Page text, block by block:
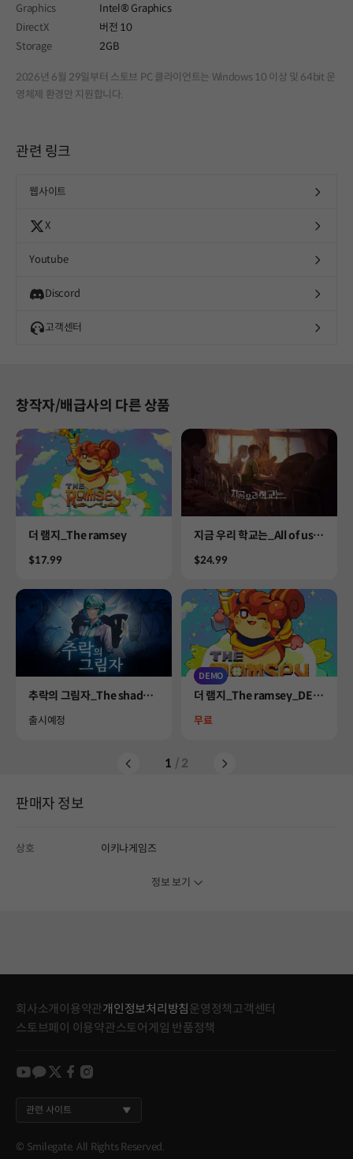
Graphics
Intel® Graphics
DirectX
버전 10
Storage
2GB
2026년 6월 29일부터 스토브 PC 클라이언트는 Windows 10 이상 및 64bit 운
영체제 환경만 지원합니다.
관련 링크
웹사이트
X
Youtube
Discord
고객센터
창작자/배급사의 다른 상품
Product
더 램지_The ramsey
Price
$17.99
Product
지금 우리 학교는_All of us a
Price
$24.99
Product
추락의 그림자_The shadow
Availability
출시예정
DEMO
Product
더 램지_The ramsey_DEM
Price
무료
1 / 2
판매자 정보
상호 이키나게임즈
정보 보기
회사소개 이용약관개인정보처리방침 운영정책고객센터
스토브페이 이용약관스토어게임 반품정책
youtube
kakao
twitter
facebook
instagram
관련 사이트
© Smilegate. All Rights Reserved.